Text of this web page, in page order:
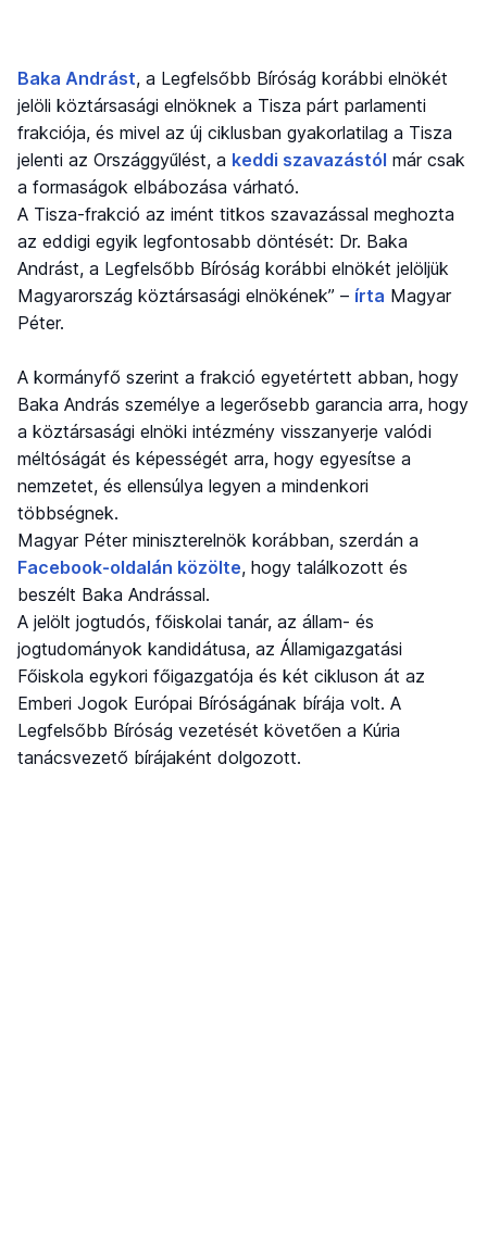
Baka Andrást, a Legfelsőbb Bíróság korábbi elnökét
jelöli köztársasági elnöknek a Tisza párt parlamenti
frakciója, és mivel az új ciklusban gyakorlatilag a Tisza
jelenti az Országgyűlést, a keddi szavazástól már csak
a formaságok elbábozása várható.
A Tisza-frakció az imént titkos szavazással meghozta
az eddigi egyik legfontosabb döntését: Dr. Baka
Andrást, a Legfelsőbb Bíróság korábbi elnökét jelöljük
Magyarország köztársasági elnökének” – írta Magyar
Péter.
A kormányfő szerint a frakció egyetértett abban, hogy
Baka András személye a legerősebb garancia arra, hogy
a köztársasági elnöki intézmény visszanyerje valódi
méltóságát és képességét arra, hogy egyesítse a
nemzetet, és ellensúlya legyen a mindenkori
többségnek.
Magyar Péter miniszterelnök korábban, szerdán a
Facebook-oldalán közölte, hogy találkozott és
beszélt Baka Andrással.
A jelölt jogtudós, főiskolai tanár, az állam- és
jogtudományok kandidátusa, az Államigazgatási
Főiskola egykori főigazgatója és két cikluson át az
Emberi Jogok Európai Bíróságának bírája volt. A
Legfelsőbb Bíróság vezetését követően a Kúria
tanácsvezető bírájaként dolgozott.